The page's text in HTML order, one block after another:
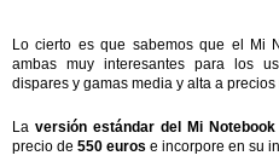
Lo cierto es que sabemos que el Mi
ambas muy interesantes para los
dispares y gamas media y alta a
La versión estándar del Mi
precio de 550 euros e incorpore en su